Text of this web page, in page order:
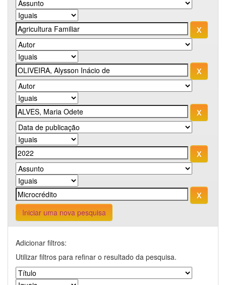
Iniciar uma nova pesquisa
Adicionar filtros:
Utilizar filtros para refinar o resultado da pesquisa.